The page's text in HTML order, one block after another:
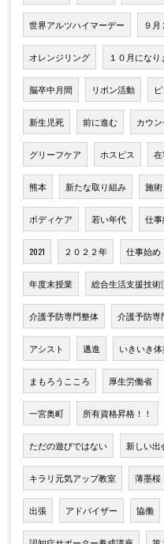
世界アルツハイマーデー ９月
オレンジリング １０月になり
脳卒中月間 リボン活動
新生児死 前に進む カウ
グリーフケア ホスピス
熊本 新たな取り組み 施術
ボディケア 若い年代 仕
2021 ２０２２年 仕事始め
年度末授業 総合生活支援技術
介護予防専門整体 介護予防専
アシスト 邁進 いきいき
まもろうこころ 厚生労働省
一宮奥町 所有資格昇格！！
ただの遊びではない 新しい出
キラリ元気アップ教室 薄墨桜
出張 アドバイザー 協働